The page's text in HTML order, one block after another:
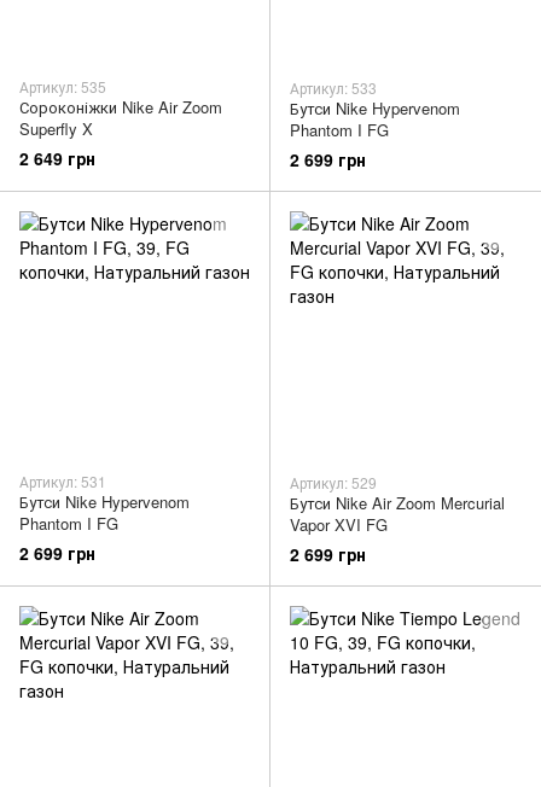
Артикул: 535
Сороконіжки Nike Air Zoom
Superfly X
2 649 грн
Артикул: 533
Бутси Nike Hypervenom
Phantom I FG
2 699 грн
Артикул: 531
Бутси Nike Hypervenom
Phantom I FG
2 699 грн
Артикул: 529
Бутси Nike Air Zoom Mercurial
Vapor XVI FG
2 699 грн